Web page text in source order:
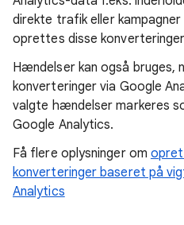
direkte trafik eller
oprettes disse
Hændelser kan også bruges,
konverteringer via Google
valgte hændelser markeres
Google Analytics.
Få flere oplysninger om
konverteringer baseret på
Analytics